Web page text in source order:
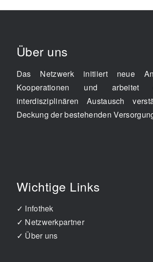
Über uns
Das Netzwerk initiiert neue
Kooperationen und arbeitet
interdisziplinären Austausch
Deckung der bestehenden
Wichtige Links
✓ Infothek
✓ Netzwerkpartner
✓ Über uns